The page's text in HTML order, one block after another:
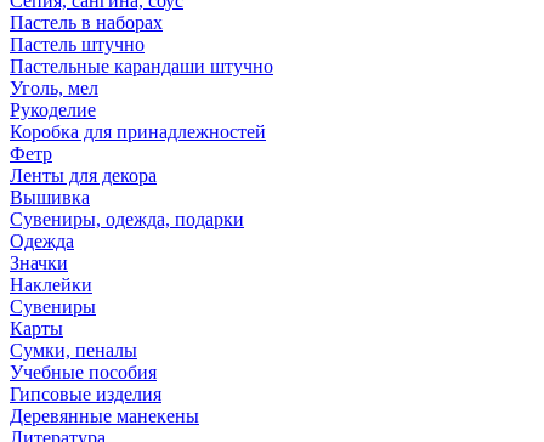
Пастель в наборах
Пастель штучно
Пастельные карандаши штучно
Уголь, мел
Рукоделие
Коробка для принадлежностей
Фетр
Ленты для декора
Вышивка
Сувениры, одежда, подарки
Одежда
Значки
Наклейки
Сувениры
Карты
Сумки, пеналы
Учебные пособия
Гипсовые изделия
Деревянные манекены
Литература